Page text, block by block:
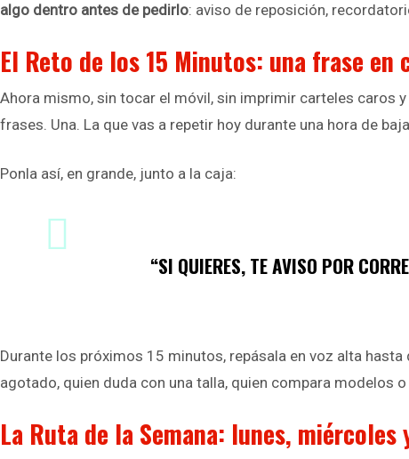
algo dentro antes de pedirlo: aviso de reposición,
El Reto de los 15 Minutos: una frase en
Ahora mismo, sin tocar el móvil, sin imprimir carteles caros
frases. Una. La que vas a repetir hoy durante una hora de
Ponla así, en grande, junto a la caja:
“SI QUIERES, TE AVISO POR
Durante los próximos 15 minutos, repásala en voz alta
agotado, quien duda con una talla, quien compara modelos
La Ruta de la Semana: lunes, miércoles